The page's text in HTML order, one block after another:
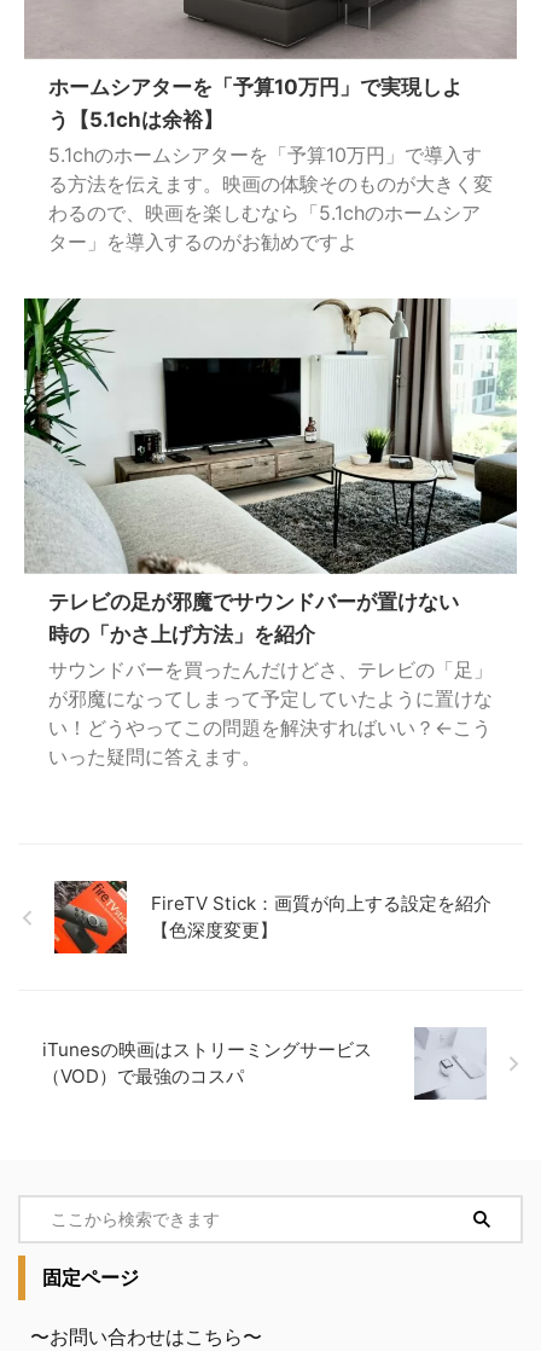
ホームシアターを「予算10万円」で実現しよ
う【5.1chは余裕】
5.1chのホームシアターを「予算10万円」で導入す
る方法を伝えます。映画の体験そのものが大きく変
わるので、映画を楽しむなら「5.1chのホームシア
ター」を導入するのがお勧めですよ
テレビの足が邪魔でサウンドバーが置けない
時の「かさ上げ方法」を紹介
サウンドバーを買ったんだけどさ、テレビの「足」
が邪魔になってしまって予定していたように置けな
い！どうやってこの問題を解決すればいい？←こう
いった疑問に答えます。
FireTV Stick：画質が向上する設定を紹介
【色深度変更】
iTunesの映画はストリーミングサービス
（VOD）で最強のコスパ
固定ページ
〜お問い合わせはこちら〜